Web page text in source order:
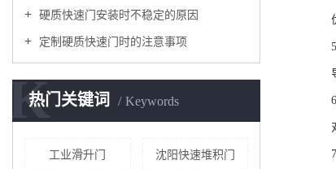
硬质快速门安装时不稳定的原因
定制硬质快速门时的注意事项
热门关键词 Keywords
K
工业滑升门 沈阳快速堆积门